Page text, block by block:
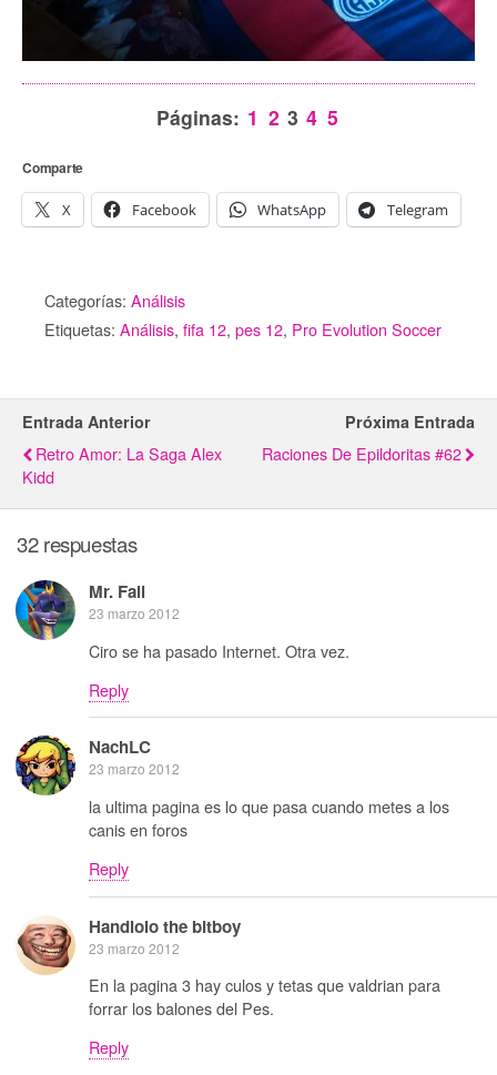
Páginas: 1 2 3 4 5
Comparte
X Facebook WhatsApp Telegram
Categorías: Análisis
Etiquetas: Análisis, fifa 12, pes 12, Pro Evolution Soccer
Entrada Anterior
Retro Amor: La Saga Alex
Kidd
Próxima Entrada
Raciones De Epildoritas #62
32 respuestas
Mr. Fail
23 marzo 2012
Ciro se ha pasado Internet. Otra vez.
Reply
NachLC
23 marzo 2012
la ultima pagina es lo que pasa cuando metes a los
canis en foros
Reply
Handlolo the bitboy
23 marzo 2012
En la pagina 3 hay culos y tetas que valdrian para
forrar los balones del Pes.
Reply